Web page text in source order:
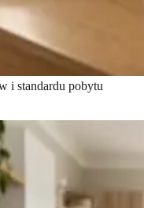
i standardu pobytu